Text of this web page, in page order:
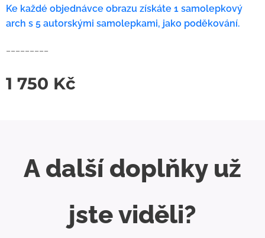
Ke každé objednávce obrazu získáte 1 samolepkový
arch s 5 autorskými samolepkami, jako poděkování.
1 750 Kč
A další doplňky už
jste viděli?